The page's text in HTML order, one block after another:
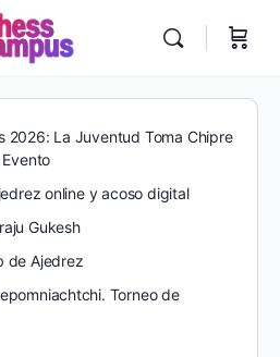
2026: La Juventud Toma Chipre
online y acoso digital
Gukesh
de Ajedrez
Torneo de